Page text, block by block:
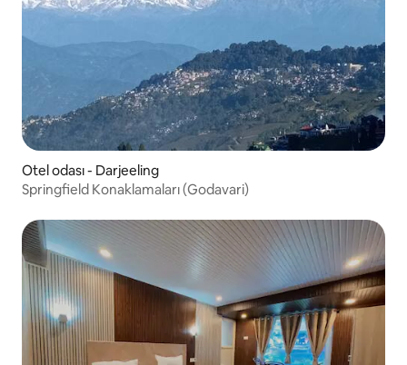
Otel odası - Darjeeling
Springfield Konaklamaları (Godavari)